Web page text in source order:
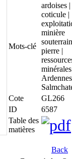
Mots-clé
ardoises |
coticule |
minière
pierre |
Cote
GL266
ID
6587
Table des
matières
Back